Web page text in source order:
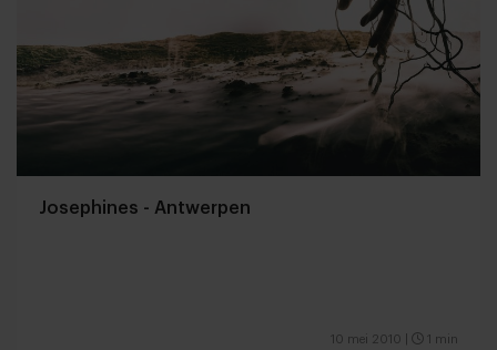
Josephines - Antwerpen
10 mei 2010 1 min